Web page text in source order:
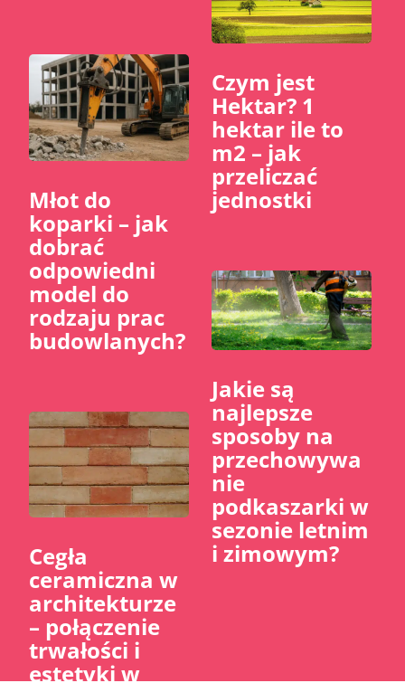
Młot do
koparki – jak
dobrać
odpowiedni
model do
rodzaju prac
budowlanych?
Cegła
ceramiczna w
architekturze
– połączenie
trwałości i
estetyki w
Czym jest
Hektar? 1
hektar ile to
m2 – jak
przeliczać
jednostki
Jakie są
najlepsze
sposoby na
przechowywa
nie
podkaszarki w
sezonie letnim
i zimowym?